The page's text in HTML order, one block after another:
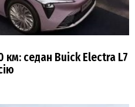
км: седан Buick Electra L7